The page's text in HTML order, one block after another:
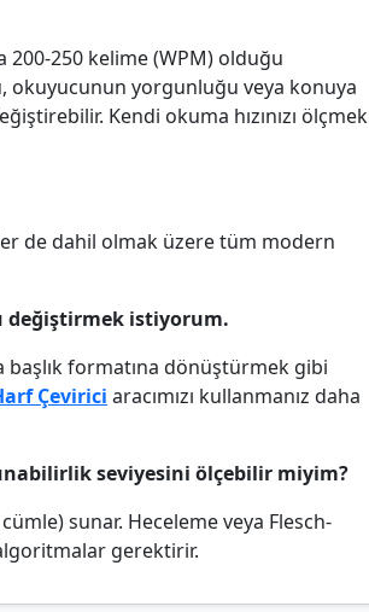
200-250 kelime (WPM) olduğu
okuyucunun yorgunluğu veya konuya
Kendi okuma hızınızı ölçmek
de dahil olmak üzere tüm modern
değiştirmek istiyorum.
formatına dönüştürmek gibi
Çevirici aracımızı kullanmanız daha
seviyesini ölçebilir miyim?
sunar. Heceleme veya Flesch-
gerektirir.